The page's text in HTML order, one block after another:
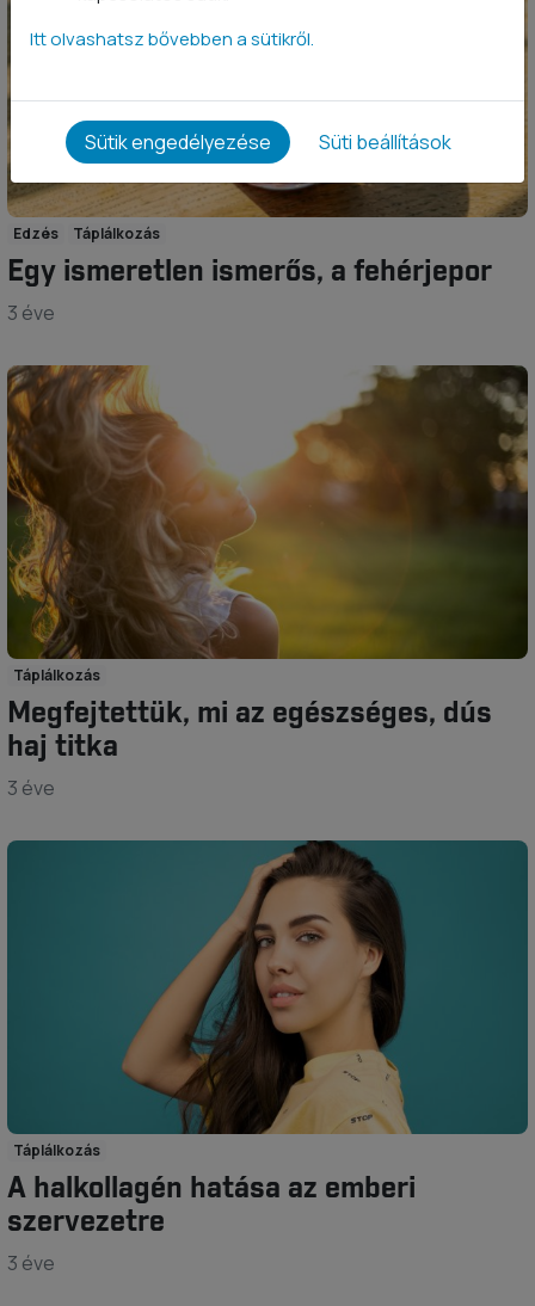
Edzés Táplálkozás
Egy ismeretlen ismerős, a fehérjepor
3 éve
Táplálkozás
Megfejtettük, mi az egészséges, dús
haj titka
3 éve
Táplálkozás
A halkollagén hatása az emberi
szervezetre
3 éve
Itt olvashatsz bővebben a sütikről.
Sütik engedélyezése Süti beállítások